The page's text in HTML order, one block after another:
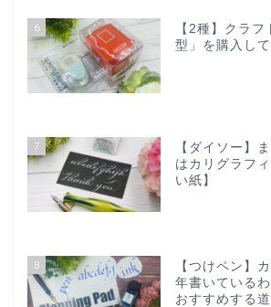
6
【2種】クラ
型」を購入し
7
【ダイソー】
はカリグラフ
い紙】
8
【つけペン】
年書いている
おすすめする